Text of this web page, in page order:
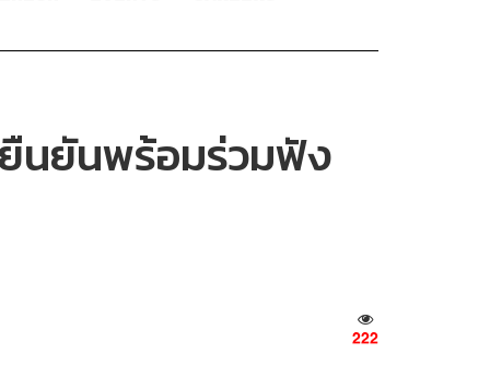
นยันพร้อมร่วมฟัง
222